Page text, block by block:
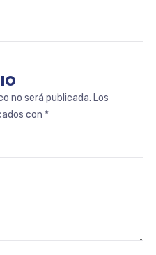
no será publicada. Los
con *